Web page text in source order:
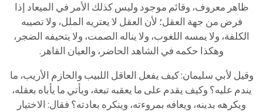
ظاهر معروف، وقائم موجود وليس كذلك الأمر في الميعاد إذا
فرض من جهة العقل؛ لأن العقل لا يعتريه الملل، ولا تصيبه
الكلفة، ولا يمسه اللغوب، ولا يناله الصمت، ولا يتحيفه الضجر،
وهكذا حكمه في الشاهد الحاضر، والعيان القاهر.
وقيل لأبي سليمان: كيف يفعل العاقل اللبيب والحازم الأريب، ما
يندم عليه؟ وكيف يقدم على ما يعقبه تبعة، ويأتي ما يأباه بعقله،
ويكرهه بدينه، ويعافه بمروءته، وينكره بعادته؟ فقال: الاختيار